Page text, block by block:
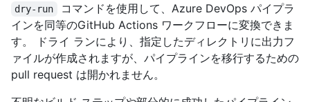
dry-run
コマンドを使用して、Azure DevOps パイプラ
インを同等のGitHub Actions ワークフローに変換できま
す。 ドライ ランにより、指定したディレクトリに出力フ
ァイルが作成されますが、パイプラインを移行するための
pull request は開かれません。